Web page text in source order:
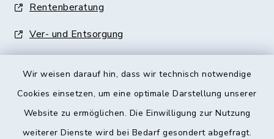
Wir weisen darauf hin, dass wir technisch notwendige
Cookies einsetzen, um eine optimale Darstellung unserer
Website zu ermöglichen. Die Einwilligung zur Nutzung
weiterer Dienste wird bei Bedarf gesondert abgefragt.
Rentenberatung
Ver- und Entsorgung